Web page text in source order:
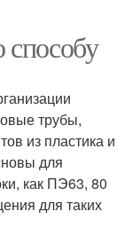
трубы,
из пластика и
для
как ПЭ63, 80
для таких